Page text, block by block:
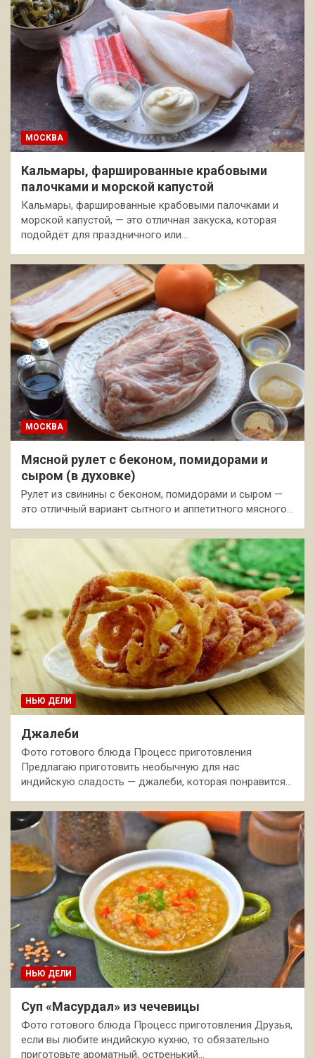
МОСКВА
Кальмары, фаршированные крабовыми
палочками и морской капустой
Кальмары, фаршированные крабовыми палочками и
морской капустой, — это отличная закуска, которая
подойдёт для праздничного или…
МОСКВА
Мясной рулет с беконом, помидорами и
сыром (в духовке)
Рулет из свинины с беконом, помидорами и сыром —
это отличный вариант сытного и аппетитного мясного…
НЬЮ ДЕЛИ
Джалеби
Фото готового блюда Процесс приготовления
Предлагаю приготовить необычную для нас
индийскую сладость — джалеби, которая понравится…
НЬЮ ДЕЛИ
Суп «Масурдал» из чечевицы
Фото готового блюда Процесс приготовления Друзья,
если вы любите индийскую кухню, то обязательно
приготовьте ароматный, остренький…